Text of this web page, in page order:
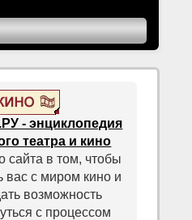
- энциклопедия
театра и кино
сайта в том, чтобы
вас с миром кино и
возможность
с процессом